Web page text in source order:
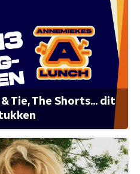
Tie, The Shorts... dit